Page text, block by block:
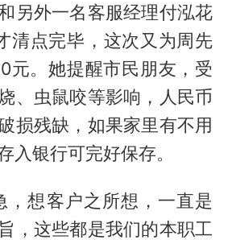
另外一名客服经理付泓花
清点完毕，这次又为周先
元。她提醒市民朋友，受
、虫鼠咬等影响，人民币
损残缺，如果家里有不用
入银行可完好保存。
，想客户之所想，一直是
，这些都是我们的本职工